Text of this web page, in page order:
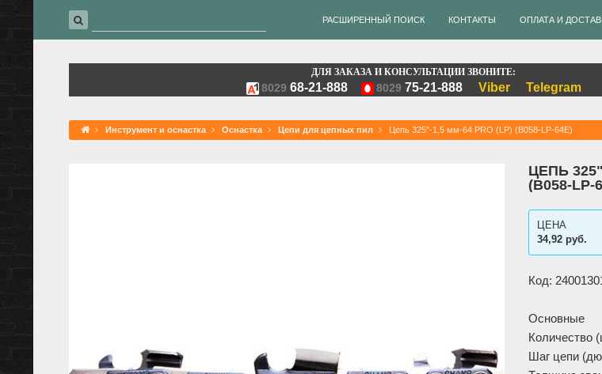
РАСШИРЕННЫЙ ПОИСК КОНТАКТЫ ОПЛАТА И
ДЛЯ ЗАКАЗА И КОНСУЛЬТАЦИИ ЗВОНИТЕ:
8029 68-21-888 8029 75-21-888 Viber Telegram
Инструмент и оснастка Оснастка Цепи для цепных пил Цепь 325"-1,5 мм-64 PRO (LP) (B058-LP-64E)
ЦЕПЬ
(B058-LP-
34,92 руб.
ЦЕНА
Код:
Основные
Количество
Шаг цепи